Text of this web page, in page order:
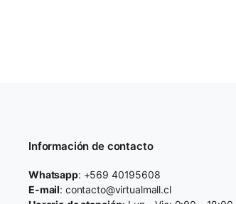
Información de contacto
Whatsapp: +569 40195608
E-mail: contacto@virtualmall.cl